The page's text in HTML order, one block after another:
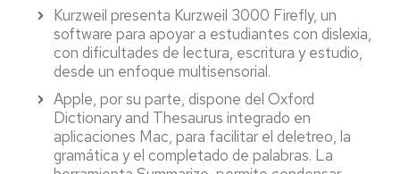
Kurzweil presenta Kurzweil 3000 Firefly, un
software para apoyar a estudiantes con dislexia,
con dificultades de lectura, escritura y estudio,
desde un enfoque multisensorial.
Apple, por su parte, dispone del Oxford
Dictionary and Thesaurus integrado en
aplicaciones Mac, para facilitar el deletreo, la
gramática y el completado de palabras. La